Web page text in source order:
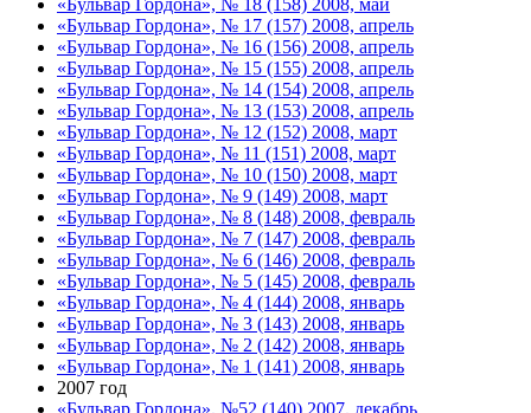
«Бульвар Гордона», № 17 (157) 2008, апрель
«Бульвар Гордона», № 16 (156) 2008, апрель
«Бульвар Гордона», № 15 (155) 2008, апрель
«Бульвар Гордона», № 14 (154) 2008, апрель
«Бульвар Гордона», № 13 (153) 2008, апрель
«Бульвар Гордона», № 12 (152) 2008, март
«Бульвар Гордона», № 11 (151) 2008, март
«Бульвар Гордона», № 10 (150) 2008, март
«Бульвар Гордона», № 9 (149) 2008, март
«Бульвар Гордона», № 8 (148) 2008, февраль
«Бульвар Гордона», № 7 (147) 2008, февраль
«Бульвар Гордона», № 6 (146) 2008, февраль
«Бульвар Гордона», № 5 (145) 2008, февраль
«Бульвар Гордона», № 4 (144) 2008, январь
«Бульвар Гордона», № 3 (143) 2008, январь
«Бульвар Гордона», № 2 (142) 2008, январь
«Бульвар Гордона», № 1 (141) 2008, январь
2007 год
«Бульвар Гордона», №52 (140) 2007, декабрь